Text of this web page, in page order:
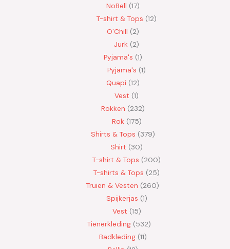
NoBell 17
T-shirt & Tops 12
O'Chill 2
Jurk 2
Pyjama's 1
Pyjama's 1
Quapi 12
Vest 1
Rokken 232
Rok 175
Shirts & Tops 379
Shirt
30
T-shirt & Tops
200
T-shirts & Tops
25
Truien & Vesten
260
Spijkerjas 1
Vest 15
Tienerkleding 532
Badkleding 11